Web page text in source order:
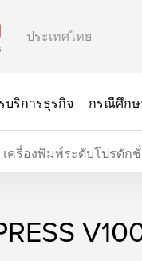
ประเทศไทย
บริการธุรกิจ กรณีศึกษ
เครื่องพิมพ์ระดับโปรดัก